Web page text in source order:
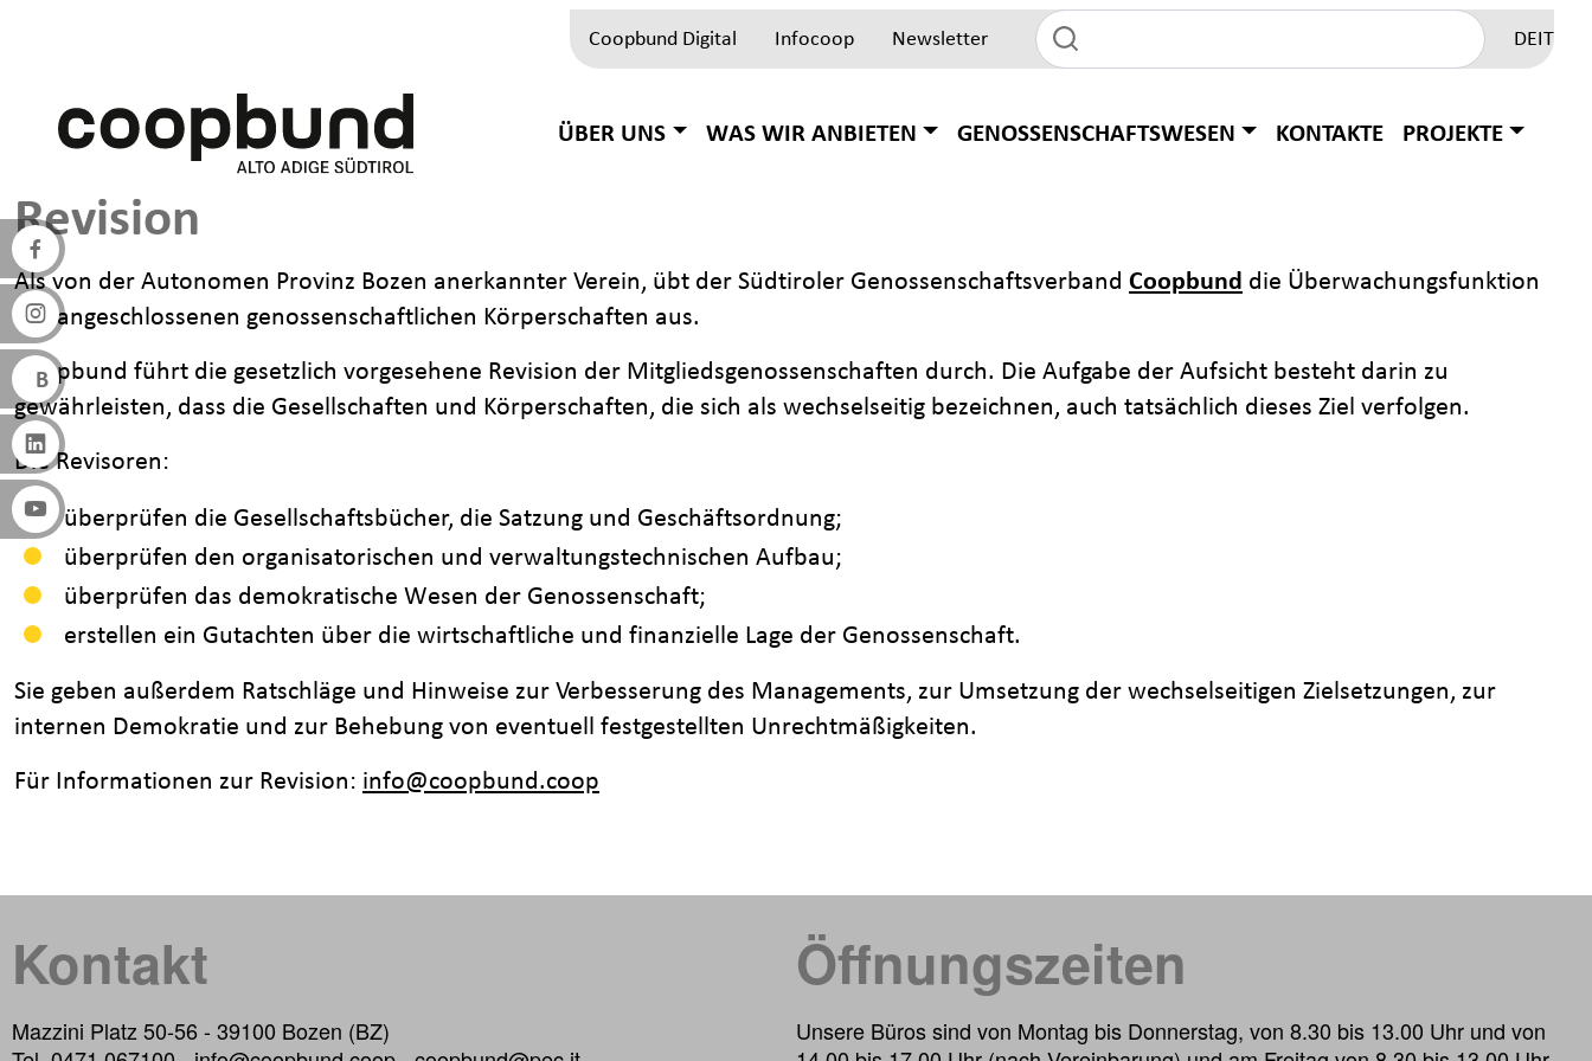
Top Block
Coopbund Digital Infocoop Newsletter DEIT
Hauptnavigation
ÜBER UNS WAS WIR ANBIETEN GENOSSENSCHAFTSWESEN KONTAKTE PROJEKTE
Revision
Als von der Autonomen Provinz Bozen anerkannter Verein, übt der Südtiroler Genossenschaftsverband Coopbund die Überwachungsfunktion
der angeschlossenen genossenschaftlichen Körperschaften aus.
Coopbund führt die gesetzlich vorgesehene Revision der Mitgliedsgenossenschaften durch. Die Aufgabe der Aufsicht besteht darin zu
gewährleisten, dass die Gesellschaften und Körperschaften, die sich als wechselseitig bezeichnen, auch tatsächlich dieses Ziel verfolgen.
Die Revisoren:
überprüfen die Gesellschaftsbücher, die Satzung und Geschäftsordnung;
überprüfen den organisatorischen und verwaltungstechnischen Aufbau;
überprüfen das demokratische Wesen der Genossenschaft;
erstellen ein Gutachten über die wirtschaftliche und finanzielle Lage der Genossenschaft.
Sie geben außerdem Ratschläge und Hinweise zur Verbesserung des Managements, zur Umsetzung der wechselseitigen Zielsetzungen, zur
internen Demokratie und zur Behebung von eventuell festgestellten Unrechtmäßigkeiten.
Für Informationen zur Revision: info@coopbund.coop
Kontakt
Mazzini Platz 50-56 - 39100 Bozen (BZ)
Öffnungszeiten
Unsere Büros sind von Montag bis Donnerstag, von 8.30 bis 13.00 Uhr und von